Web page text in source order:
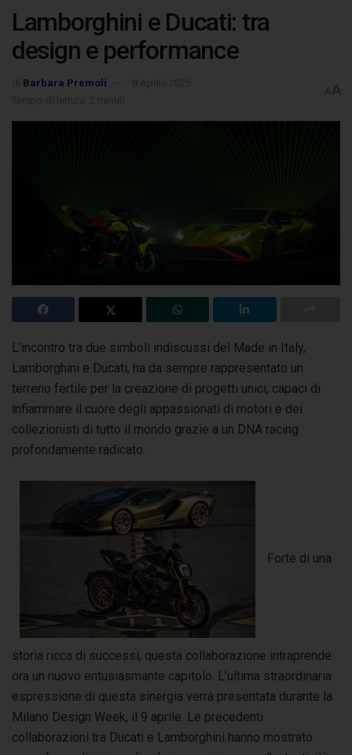
Lamborghini e Ducati: tra
design e performance
Barbara Premoli
AA
L’incontro tra due simboli indiscussi del Made in Italy,
Lamborghini e Ducati, ha da sempre rappresentato un
terreno fertile per la creazione di progetti unici, capaci di
infiammare il cuore degli appassionati di motori e dei
collezionisti di tutto il mondo grazie a un DNA racing
profondamente radicato.
Forte di una
storia ricca di successi, questa collaborazione intraprende
ora un nuovo entusiasmante capitolo. L’ultima straordinaria
espressione di questa sinergia verrà presentata durante la
Milano Design Week, il 9 aprile. Le precedenti
collaborazioni tra Ducati e Lamborghini hanno mostrato